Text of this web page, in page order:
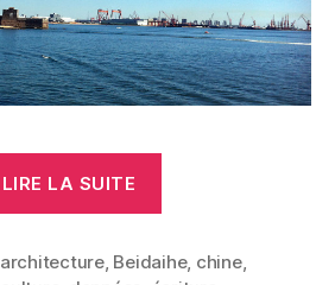
LIRE LA SUITE
architecture, Beidaihe, chine,